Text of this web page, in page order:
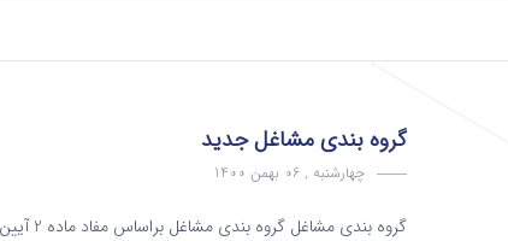
گروه بندی مشاغل جدید
چهارشنبه , 06 بهمن 1400
گروه